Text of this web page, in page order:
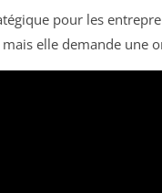
pour les
elle demande une